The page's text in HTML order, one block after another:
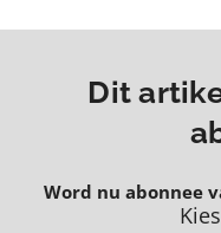
Dit
Word nu abonnee